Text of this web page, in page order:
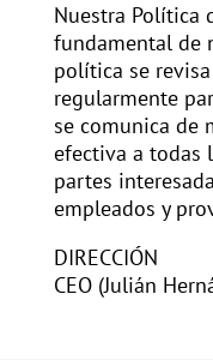
Nuestra Política
fundamental de
política se revisa
regularmente
se comunica de
efectiva a todas
partes
empleados y
DIRECCIÓN
CEO (Julián